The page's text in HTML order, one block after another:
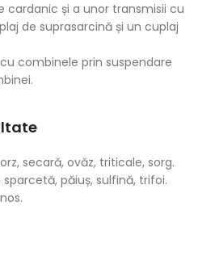
cardanic și a unor transmisii cu
de suprasarcină și un cuplaj
combinele prin suspendare
secară, ovăz, triticale, sorg.
sparcetă, păiuș, sulfină, trifoi.